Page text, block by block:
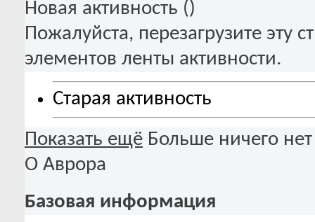
Новая активность ()
Пожалуйста, перезагрузите эту
элементов ленты активности.
Старая активность
Показать ещё Больше ничего нет
О Аврора
Базовая информация